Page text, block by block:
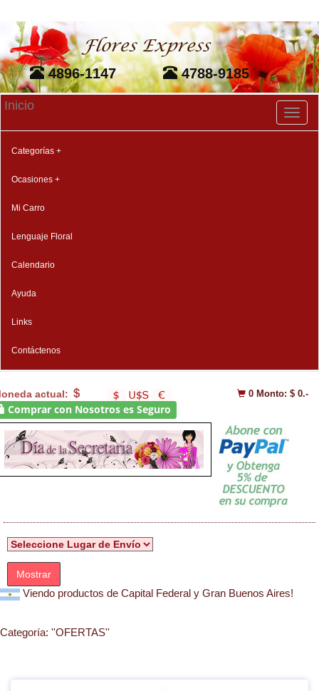
4896-1147 4788-9185
Inicio
Categorías +
Ocasiones +
Mi Carro
Lenguaje Floral
Calendario
Ayuda
Links
Contáctenos
actual: 0 Monto: $ 0.-
Comprar con Nosotros es Seguro
Mostrar
Viendo productos de Capital Federal y Gran Buenos Aires!
Categoría: ''OFERTAS''